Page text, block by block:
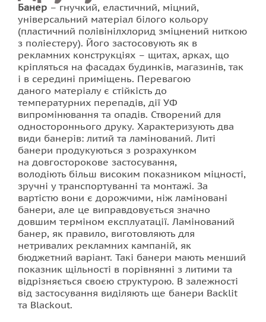
Банер – гнучкий, еластичний, міцний,
універсальний матеріал білого кольору
(пластичний полівінілхлорид зміцнений ниткою
з поліестеру). Його застосовують як в
рекламних конструкціях – щитах, арках, що
кріпляться на фасадах будинків, магазинів, так
і в середині приміщень. Перевагою
даного матеріалу є стійкість до
температурних перепадів, дії УФ
випромінювання та опадів. Створений для
одностороннього друку. Характеризують два
види банерів: литий та ламінований. Литі
банери продукуються з розрахунком
на довгосторокове застосування,
володіють більш високим показником міцності,
зручні у транспортуванні та монтажі. За
вартістю вони є дорожчими, ніж ламіновані
банери, але це виправдовується значно
довшим терміном експлуатації. Ламінований
банер, як правило, виготовляють для
нетривалих рекламних кампаній, як
бюджетний варіант. Такі банери мають менший
показник щільності в порівнянні з литими та
відрізняється своєю структурою. В залежності
від застосування виділяють ще банери Backlit
та Blackout.